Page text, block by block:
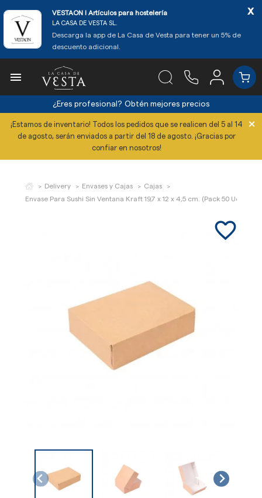
VESTAON l Artículos para hostelería
LA CASA DE VESTA SL.
Descarga la app de La Casa de Vesta para tener un 5% de
descuento adicional.
x

¿Eres profesional? Obtén mejores precios
¡Estamos de inventario! Todos los pedidos que se realicen del 5 al 14
de agosto, serán enviados a partir del 18 de agosto. ¡Gracias por
confiar en nosotros!
×
Delivery Envases y Cajas
Cajas
Envase Para Sushi Sin Ventana Kraft 19,7 x 12 x 4,5 cm. (Pack 50 Uds.)
favorite_border